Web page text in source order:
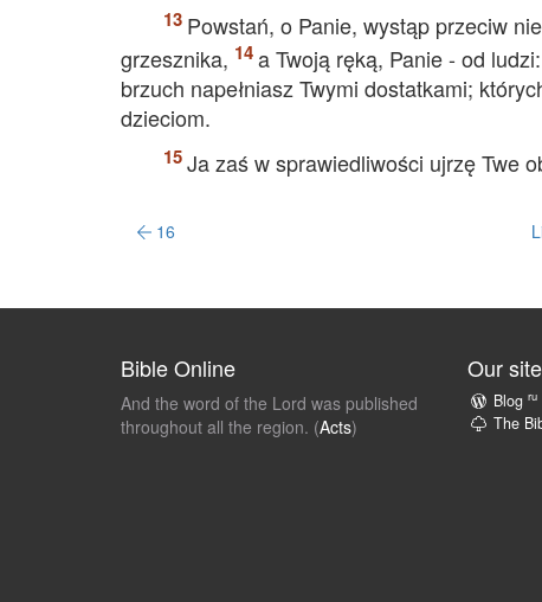
Powstań, o Panie, wystąp przeciw
grzesznika,
a Twoją ręką, Panie - od
brzuch napełniasz Twymi dostatkami;
dzieciom.
Ja zaś w sprawiedliwości ujrzę Twe
16
Bible Online
And the word of the Lord was published
throughout all the region. (Acts)
Our
Blog ru
The